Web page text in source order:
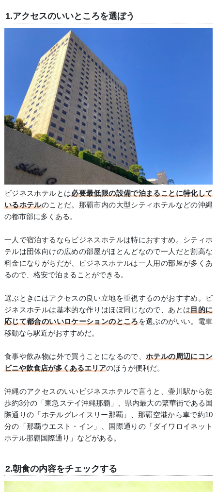
1.アクセスのいいところを選ぼう
ビジネスホテルとは必要最低限の設備で泊まることに特化して
いるホテルのことだ。那覇市内の大型シティホテルなどの沖縄
の都市部に多くある。
一人で宿泊するならビジネスホテルは特におすすめ。シティホ
テルは団体向けの広めの部屋がほとんどなので一人だと割高な
料金になりがちだが、ビジネスホテルは一人用の部屋が多くあ
るので、格安で泊まることができる。
選ぶときにはアクセスの良い立地を重視するのがおすすめ。ビ
ジネスホテルは基本的な作りはほぼ同じなので、あとは目的に
応じて都合のいいロケーションのところを選ぶのがいい。電車
移動なら駅近がおすすめだ。
食事や飲み物は外で買うことになるので、ホテルの周辺にコン
ビニや飲食店が多くあるエリアのほうが便利だ。
沖縄のアクセスのいいビジネスホテルで言うと、壷川駅から徒
歩約3分の「東急ステイ沖縄那覇」、県内最大の繁華街である国
際通りの「ホテルグレイスリー那覇」、那覇空港から車で約10
分の「那覇ウエスト・イン」、国際通りの「ダイワロイネット
ホテル那覇国際通り」などがある。
2.朝食の内容をチェックする